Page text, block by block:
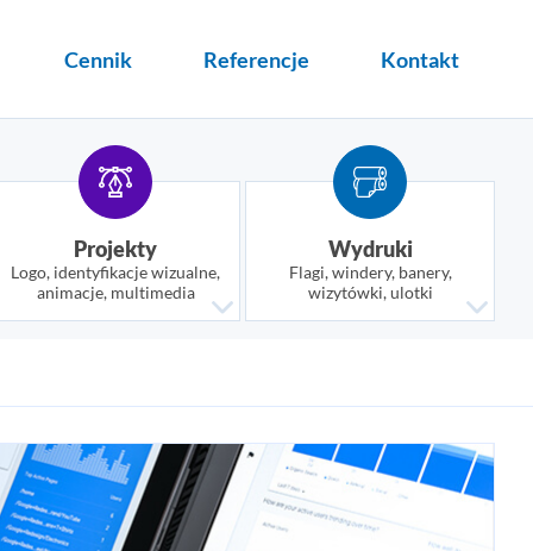
Cennik Referencje Kontakt
Projekty
Logo, identyfikacje wizualne,
animacje, multimedia
Wydruki
Flagi, windery, banery,
wizytówki, ulotki